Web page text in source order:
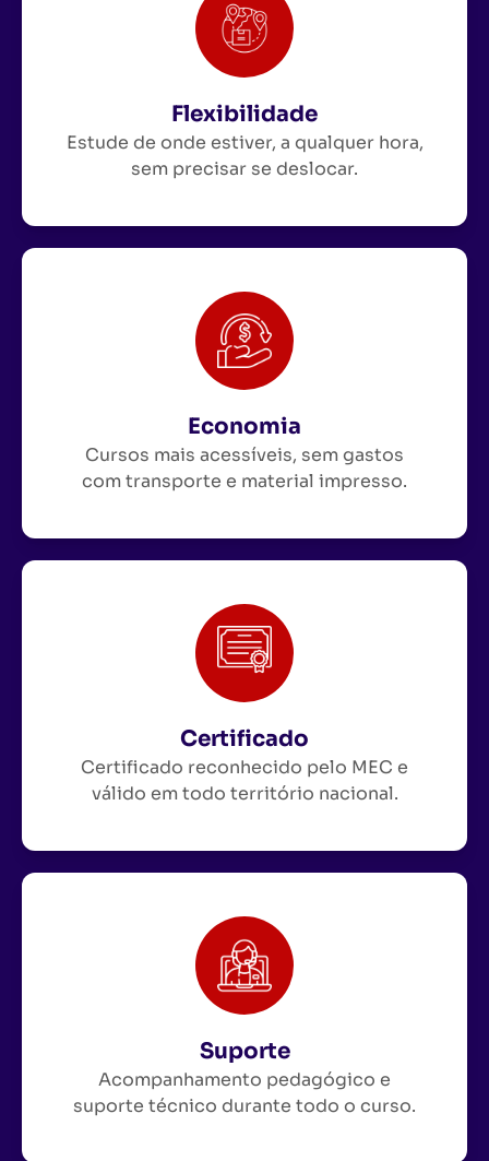
Flexibilidade
Estude de onde estiver, a qualquer hora,
sem precisar se deslocar.
Economia
Cursos mais acessíveis, sem gastos
com transporte e material impresso.
Certificado
Certificado reconhecido pelo MEC e
válido em todo território nacional.
Suporte
Acompanhamento pedagógico e
suporte técnico durante todo o curso.